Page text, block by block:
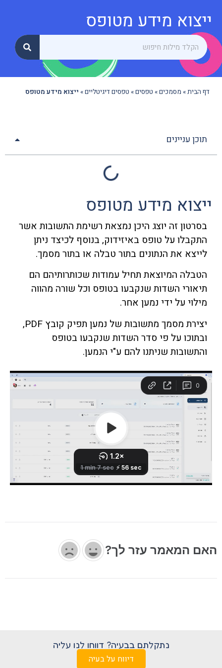
ייצוא מידע מטופס
דף הבית» מסמכים» טפסים» טפסים דיגיטליים» ייצוא מידע מטופס
תוכן עניינים
ייצוא מידע מטופס
בסרטון זה יוצג היכן נמצאת רשימת התשובות אשר
התקבלו על טופס באיזידוק, בנוסף לכיצד ניתן
לייצא את הנתונים בתור טבלה או בתור מסמך.
הטבלה המיוצאת תחיל עמודות שכותרותיהם הם
תיאורי השדות שנקבעו בטופס וכל שורה מהווה
מילוי על ידי נמען אחר.
יצירת מסמך מתשובות של נמען תפיק קובץ PDF,
ובתוכו על פי סדר השדות שנקבעו בטופס
והתשובות שניתנו להם ע"י הנמען.
האם המאמר עזר לך?
נתקלתם בבעיה? דווחו לנו עליה
דיווח על בעיה